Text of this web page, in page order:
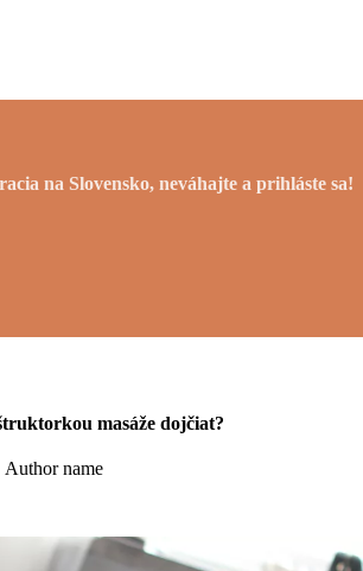
na Slovensko, neváhajte a prihláste sa!
masáže dojčiat?
Author name